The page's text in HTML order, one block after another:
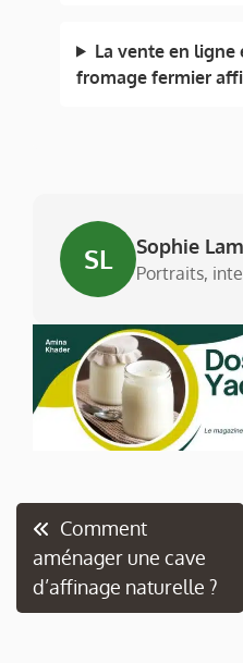
La vente en ligne
fromage fermier
SL Sophie
Portraits,
Navigation
de
l’article
Comment
aménager une cave
d’affinage naturelle ?